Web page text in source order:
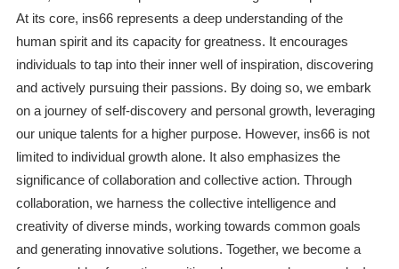
At its core, ins66 represents a deep understanding of the
human spirit and its capacity for greatness. It encourages
individuals to tap into their inner well of inspiration, discovering
and actively pursuing their passions. By doing so, we embark
on a journey of self-discovery and personal growth, leveraging
our unique talents for a higher purpose. However, ins66 is not
limited to individual growth alone. It also emphasizes the
significance of collaboration and collective action. Through
collaboration, we harness the collective intelligence and
creativity of diverse minds, working towards common goals
and generating innovative solutions. Together, we become a